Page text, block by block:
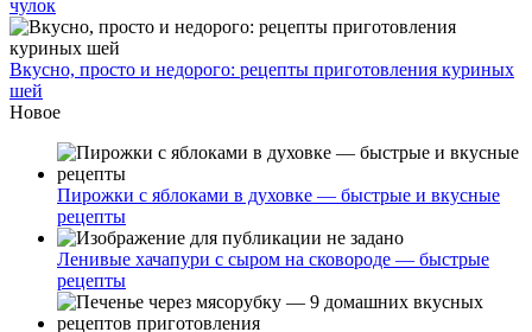
чулок
Вкусно, просто и недорого: рецепты приготовления куриных
шей
Новое
Пирожки с яблоками в духовке — быстрые и вкусные
рецепты
Ленивые хачапури с сыром на сковороде — быстрые
рецепты